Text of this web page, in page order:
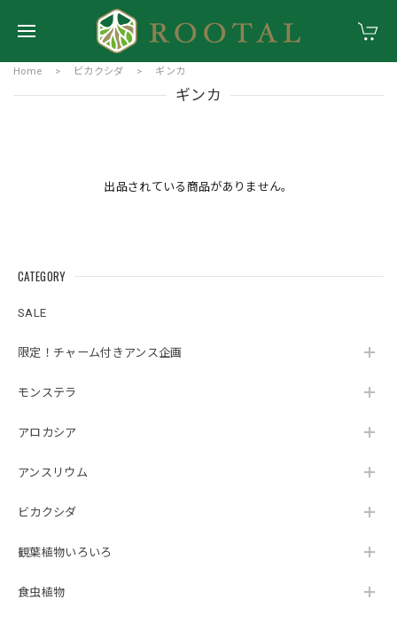
Home ビカクシダ ギンカ
ギンカ
出品されている商品がありません。
CATEGORY
SALE
限定！チャーム付きアンス企画
モンステラ
アロカシア
アンスリウム
ビカクシダ
観葉植物いろいろ
食虫植物